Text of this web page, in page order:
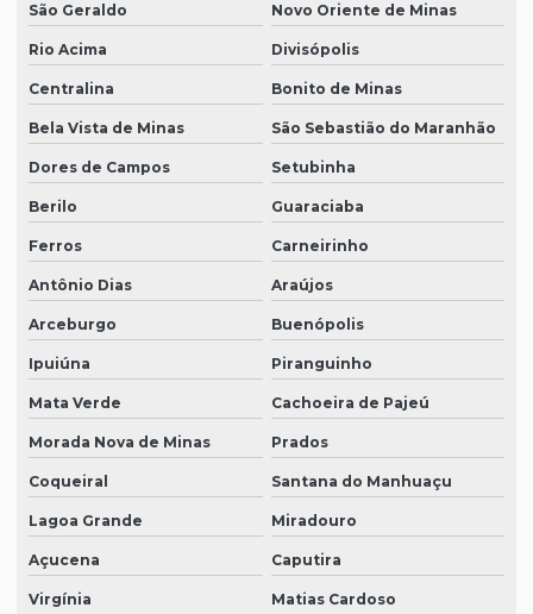
São Geraldo Novo Oriente de Minas
Rio Acima Divisópolis
Centralina Bonito de Minas
Bela Vista de Minas São Sebastião do Maranhão
Dores de Campos Setubinha
Berilo Guaraciaba
Ferros Carneirinho
Antônio Dias Araújos
Arceburgo Buenópolis
Ipuiúna Piranguinho
Mata Verde Cachoeira de Pajeú
Morada Nova de Minas Prados
Coqueiral Santana do Manhuaçu
Lagoa Grande Miradouro
Açucena Caputira
Virgínia Matias Cardoso